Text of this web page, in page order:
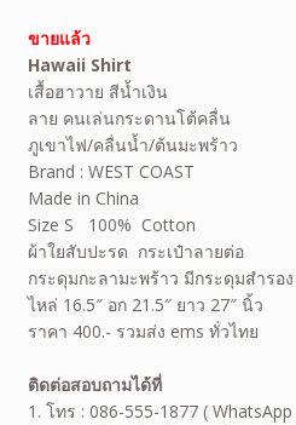
ขายแล้ว
Hawaii Shirt
เสื้อฮาวาย สีน้ำเงิน
ลาย คนเล่นกระดานโต้คลื่น
ภูเขาไฟ/คลื่นน้ำ/ต้นมะพร้าว
Brand : WEST COAST
Made in China
Size S 100% Cotton
ผ้าใยสับปะรด กระเป๋าลายต่อ
กระดุมกะลามะพร้าว มีกระดุมสำรอง
ไหล่ 16.5″ อก 21.5″ ยาว 27″ นิ้ว
ราคา 400.- รวมส่ง ems ทั่วไทย
ติดต่อสอบถามได้ที่
1. โทร : 086-555-1877 (